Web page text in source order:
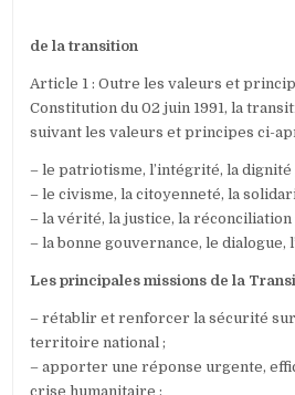
de la transition
Article 1 : Outre les valeurs et
Constitution du 02 juin 1991, la
suivant les valeurs et principes ci-
– le patriotisme, l’intégrité, la dignité
– le civisme, la citoyenneté, la
– la vérité, la justice, la réconciliation
– la bonne gouvernance, le dialogue,
Les principales missions de la
– rétablir et renforcer la sécurité sur
territoire national ;
– apporter une réponse urgente,
crise humanitaire ;